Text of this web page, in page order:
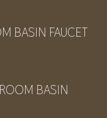
BASIN FAUCET
BASIN